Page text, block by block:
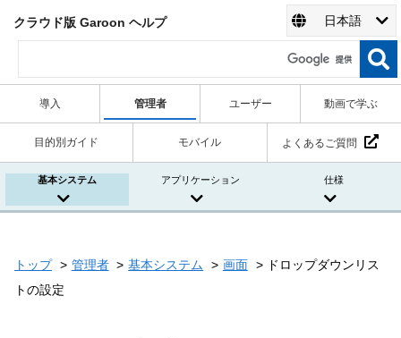
クラウド版 Garoon ヘルプ 日本語
導入 管理者 ユーザー 動画で学ぶ
目的別ガイド モバイル よくあるご質問
基本システム アプリケーション 仕様
トップ 管理者 基本システム 画面
ドロップダウンリス
トの設定